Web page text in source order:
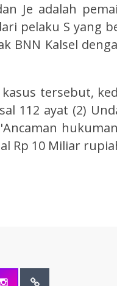
Je adalah
pelaku S yang
BNN Kalsel
tersebut,
112 ayat (2)
Rp 10 Miliar